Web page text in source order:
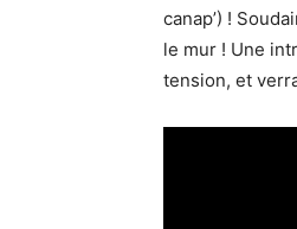
canap’) !
le mur ! Une
tension, et